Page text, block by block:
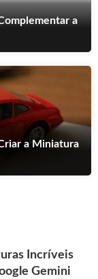
a
a Miniatura
Incríveis
Gemini